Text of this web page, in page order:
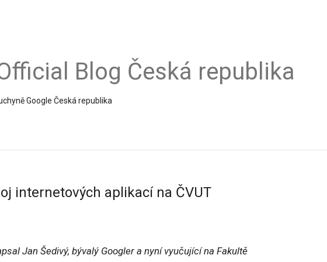
Blog Česká republika
Google Česká republika
internetových aplikací na ČVUT
Jan Šedivý, bývalý Googler a nyní vyučující na Fakultě